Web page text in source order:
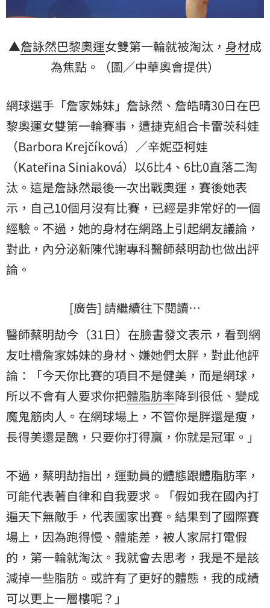
▲詹詠然巴黎奧運女雙第一輪就被淘汰， 身材成
為焦點。（圖／中華奧會提供）
網球選手「詹家姊妹」詹詠然、詹皓晴30日在巴
黎奧運女雙第一輪賽事，遭捷克組合卡雷茨科娃
（Barbora Krejčíková）／辛妮亞柯娃
（Kateřina Siniaková）以6比4、6比0直落二淘
汰。這是詹詠然最後一次出戰奧運，賽後她表
示，自己10個月沒有比賽，已經是非常好的一個
經驗。不過，她的身材在網路上引起網友議論，
對此，內分泌新陳代謝專科醫師蔡明劼也做出評
論。
[廣告] 請繼續往下閱讀…
醫師蔡明劼今（31日）在臉書發文表示，看到網
友吐槽詹家姊妹的身材、嫌她們太胖，對此他評
論：「今天你比賽的項目不是健美，而是網球，
所以不會有人要求你把體脂肪率降到很低、變成
魔鬼筋肉人。在網球場上，不管你是胖還是瘦，
長得美還是醜，只要你打得贏，你就是冠軍。」
​不過，蔡明劼指出，運動員的體態跟體脂肪率，
可能代表著自律和自我要求。「假如我在國內打
遍天下無敵手，代表國家出賽。結果到了國際賽
場上，因為跑得慢、體能差，被人家屌打電假
的，第一輪就淘汰。我就會去思考，我是不是該
減掉一些脂肪。或許有了更好的體態，我的成績
可以更上一層樓呢？」